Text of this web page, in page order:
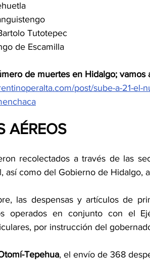
Tutotepec
de Escamilla
de muertes en Hidalgo; vamos
post/sube-a-21-el-
AÉREOS
recolectados a través de las
así como del Gobierno de Hidalgo,
las despensas y artículos de
operados en conjunto con el
por instrucción del
Tepehua, el envío de 368